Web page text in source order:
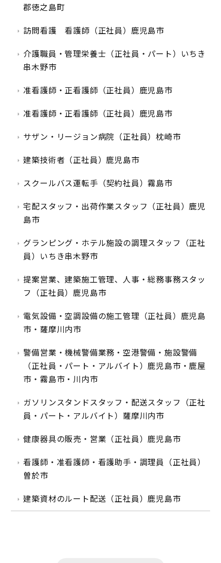
郡徳之島町
訪問看護 看護師（正社員）鹿児島市
介護職員・管理栄養士（正社員・パート）いちき
串木野市
准看護師・正看護師（正社員）鹿児島市
准看護師・正看護師（正社員）鹿児島市
サザン・リージョン病院（正社員）枕崎市
建築技術者（正社員）鹿児島市
スクールバス運転手（契約社員）霧島市
宅配スタッフ・出荷作業スタッフ（正社員）鹿児
島市
グランピング・ホテル施設の調理スタッフ（正社
員）いちき串木野市
提案営業、建築施工管理、人事・総務事務スタッ
フ（正社員）鹿児島市
電気設備・空調設備の施工管理（正社員）鹿児島
市・薩摩川内市
警備営業・機械警備業務・空港警備・施設警備
（正社員・パート・アルバイト）鹿児島市・鹿屋
市・霧島市・川内市
ガソリンスタンドスタッフ・配送スタッフ（正社
員・パート・アルバイト）薩摩川内市
健康器具の販売・営業（正社員）鹿児島市
看護師・准看護師・看護助手・調理員（正社員）
曽於市
建築資材のルート配送（正社員）鹿児島市